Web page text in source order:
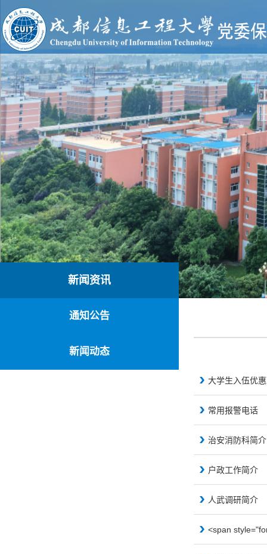
新闻资讯
通知公告
新闻动态
大学生入伍优
常用报警电话
治安消防科简介
户政工作简介
人武调研简介
<span